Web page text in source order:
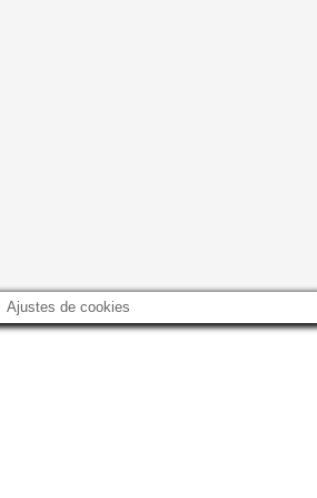
Ajustes de cookies